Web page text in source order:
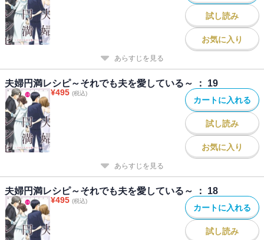
試し読み
お気に入り
あらすじを見る
夫婦円満レシピ～それでも夫を愛している～ ： 19
¥495 (税込)
カートに入れる
試し読み
お気に入り
あらすじを見る
夫婦円満レシピ～それでも夫を愛している～ ： 18
¥495 (税込)
カートに入れる
試し読み